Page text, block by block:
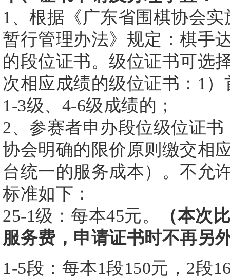
1、根据《广东省围棋协会
暂行管理办法》规定：棋手
的段位证书。级位证书可选
次相应成绩的级位证书：1
1-3级、4-6级成绩的；
2、参赛者申办段位级位证
协会明确的限价原则缴交相
台统一的服务成本）。不允
标准如下：
25-1级：每本45元。
（本次
服务费，申请证书时不再另
1-5段：每本1段150元，2段